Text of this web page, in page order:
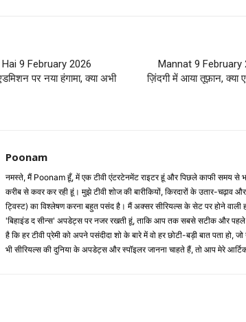
9 February 2026
पर नया हंगामा, क्या अभी
Mannat 9 February
ज़िंदगी में आया तूफ़ान,
Poonam
नमस्ते, मैं Poonam हूँ, में एक टीवी एंटरटेनमेंट राइटर हूं और पिछले काफी समय से
करीब से कवर कर रही हूं। मुझे टीवी शोज की बारीकियों, किरदारों के उतार-चढ़ाव
ट्विस्ट) का विश्लेषण करना बहुत पसंद है। मैं अक्सर सीरियल्स के सेट पर होने
'बिहाइंड द सीन्स' अपडेट्स पर नजर रखती हूं, ताकि आप तक सबसे सटीक और पहले
है कि हर टीवी प्रेमी को अपने पसंदीदा शो के बारे में वो हर छोटी-बड़ी बात पता हो,
भी सीरियल्स की दुनिया के अपडेट्स और स्पॉइलर जानना चाहते हैं, तो आप मेरे